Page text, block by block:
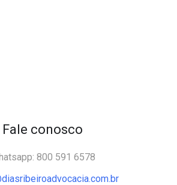
Fale conosco
800 591 6578